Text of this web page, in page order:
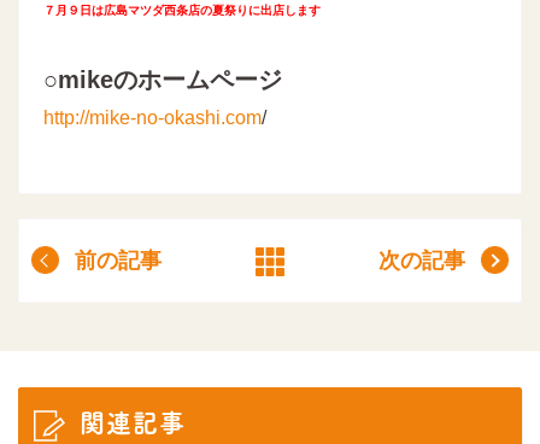
７月９日は広島マツダ西条店の夏祭りに出店します
○mikeのホームページ
http://mike-no-okashi.com/
前の記事 次の記事
関連記事